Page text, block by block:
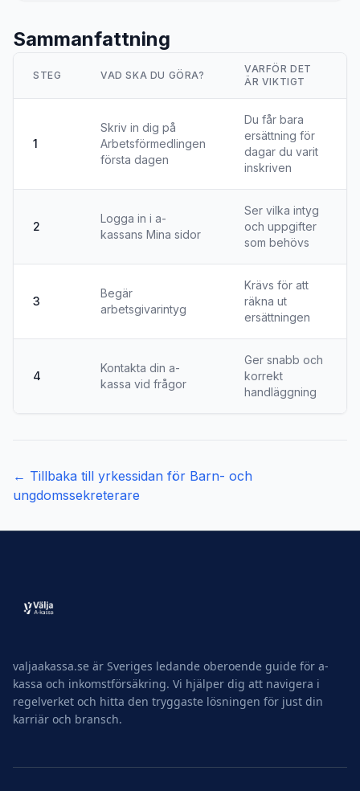
Sammanfattning
STEG VAD SKA DU GÖRA?
VARFÖR DET
ÄR VIKTIGT
1
Skriv in dig på
Arbetsförmedlingen
första dagen
Du får bara
ersättning för
dagar du varit
inskriven
2
Logga in i a-
kassans Mina sidor
Ser vilka intyg
och uppgifter
som behövs
3
Begär
arbetsgivarintyg
Krävs för att
räkna ut
ersättningen
4
Kontakta din a-
kassa vid frågor
Ger snabb och
korrekt
handläggning
← Tillbaka till yrkessidan för Barn- och
ungdomssekreterare
valjaakassa.se är Sveriges ledande oberoende guide för a-
kassa och inkomstförsäkring. Vi hjälper dig att navigera i
regelverket och hitta den tryggaste lösningen för just din
karriär och bransch.